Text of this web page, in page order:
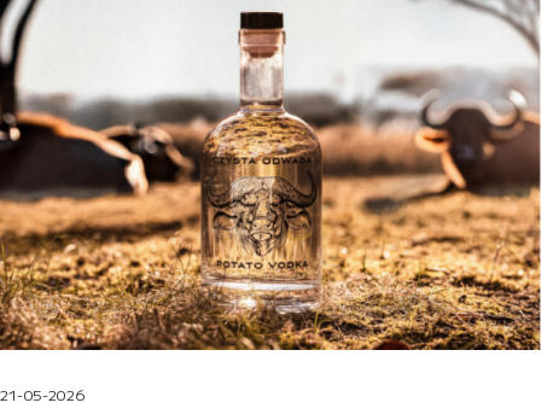
21-05-2026